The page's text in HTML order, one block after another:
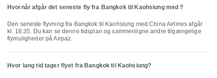
Hvornår afgår det seneste fly fra Bangkok til Kaohsiung med ?
Den seneste flyvning fra Bangkok til Kaohsiung med China Airlines afgår
kl. 18.35. Du kan se denne tidsplan og sammenligne andre tilgængelige
flymuligheder på Airpaz.
Hvor lang tid tager flyet fra Bangkok til Kaohsiung?